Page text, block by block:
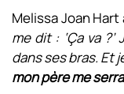
Melissa Joan
me dit : ‘Ça va ?’
dans ses bras. Et
mon père me